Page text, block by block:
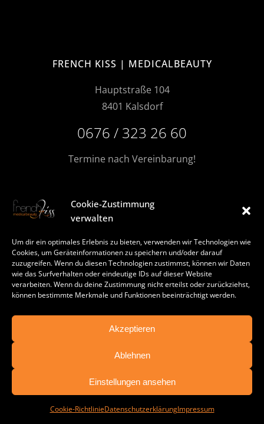
Cookie-Zustimmung
verwalten
Um dir ein optimales Erlebnis zu bieten, verwenden wir Technologien wie
Cookies, um Geräteinformationen zu speichern und/oder darauf
zuzugreifen. Wenn du diesen Technologien zustimmst, können wir Daten
wie das Surfverhalten oder eindeutige IDs auf dieser Website
verarbeiten. Wenn du deine Zustimmung nicht erteilst oder zurückziehst,
können bestimmte Merkmale und Funktionen beeinträchtigt werden.
Akzeptieren
Ablehnen
Einstellungen ansehen
Cookie-RichtlinieDatenschutzerklärungImpressum
FRENCH KISS | MEDICALBEAUTY
Hauptstraße 104
8401 Kalsdorf
0676 / 323 26 60
Termine nach Vereinbarung!
MORE FRENCHKISS
FACEBOOK
INSTAGRAM
TIKTOK
© french kiss – be beauty
Impressum|Datenschutzerklärung